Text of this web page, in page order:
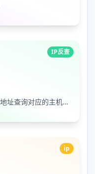
IP反查
免费在线IP反向解析工具，根据IP地址查询对应的主机名。
ip